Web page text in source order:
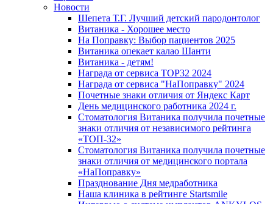
Новости
Шепета Т.Г. Лучший детский пародонтолог
Витаника - Хорошее место
На Поправку: Выбор пациентов 2025
Витаника опекает калао Шанти
Витаника - детям!
Награда от сервиса TOP32 2024
Награда от сервиса "НаПоправку" 2024
Почетные знаки отличия от Яндекс Карт
День медицинского работника 2024 г.
Стоматология Витаника получила почетные
знаки отличия от независимого рейтинга
«ТОП-32»
Стоматология Витаника получила почетные
знаки отличия от медицинского портала
«НаПоправку»
Празднование Дня медработника
Наша клиника в рейтинге Startsmile